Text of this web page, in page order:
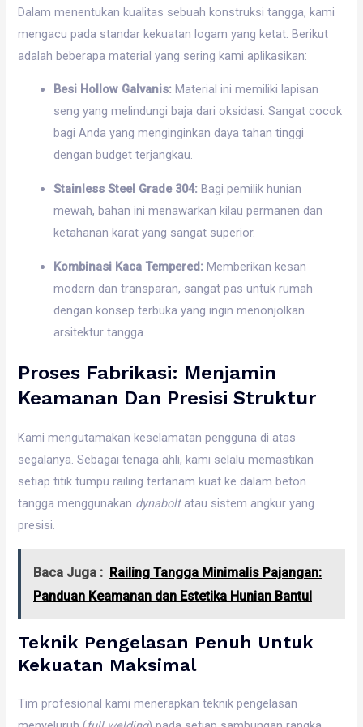
Dalam menentukan kualitas sebuah konstruksi tangga, kami
mengacu pada standar kekuatan logam yang ketat. Berikut
adalah beberapa material yang sering kami aplikasikan:
Besi Hollow Galvanis: Material ini memiliki lapisan
seng yang melindungi baja dari oksidasi. Sangat cocok
bagi Anda yang menginginkan daya tahan tinggi
dengan budget terjangkau.
Stainless Steel Grade 304: Bagi pemilik hunian
mewah, bahan ini menawarkan kilau permanen dan
ketahanan karat yang sangat superior.
Kombinasi Kaca Tempered: Memberikan kesan
modern dan transparan, sangat pas untuk rumah
dengan konsep terbuka yang ingin menonjolkan
arsitektur tangga.
Proses Fabrikasi: Menjamin
Keamanan Dan Presisi Struktur
Kami mengutamakan keselamatan pengguna di atas
segalanya. Sebagai tenaga ahli, kami selalu memastikan
setiap titik tumpu railing tertanam kuat ke dalam beton
tangga menggunakan dynaboltatau sistem angkur yang
presisi.
Baca Juga : Railing Tangga Minimalis Pajangan:
Panduan Keamanan dan Estetika Hunian Bantul
Teknik Pengelasan Penuh Untuk
Kekuatan Maksimal
Tim profesional kami menerapkan teknik pengelasan